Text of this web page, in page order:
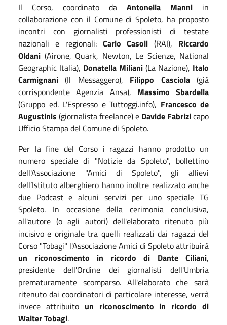
Il Corso, coordinato da Antonella Manni in
collaborazione con il Comune di Spoleto, ha proposto
incontri con giornalisti professionisti di testate
nazionali e regionali: Carlo Casoli (RAI), Riccardo
Oldani (Airone, Quark, Newton, Le Scienze, National
Geographic Italia), Donatella Miliani (La Nazione), Italo
Carmignani (Il Messaggero), Filippo Casciola(già
corrispondente Agenzia Ansa), Massimo Sbardella
(Gruppo ed. L'Espresso e Tuttoggi.info), Francesco de
Augustinis (giornalista freelance) e Davide Fabrizicapo
Ufficio Stampa del Comune di Spoleto.
Per la fine del Corso i ragazzi hanno prodotto un
numero speciale di "Notizie da Spoleto", bollettino
dell'Associazione "Amici di Spoleto", gli allievi
dell’Istituto alberghiero hanno inoltre realizzato anche
due Podcast e alcuni servizi per uno speciale TG
Spoleto. In occasione della cerimonia conclusiva,
all'autore (o agli autori) dell'elaborato ritenuto più
incisivo e originale tra quelli realizzati dai ragazzi del
Corso "Tobagi" l'Associazione Amici di Spoleto attribuirà
un riconoscimento in ricordo di Dante Ciliani,
presidente dell'Ordine dei giornalisti dell'Umbria
prematuramente scomparso. All'elaborato che sarà
ritenuto dai coordinatori di particolare interesse, verrà
invece attribuito un riconoscimento in ricordo di
Walter Tobagi.